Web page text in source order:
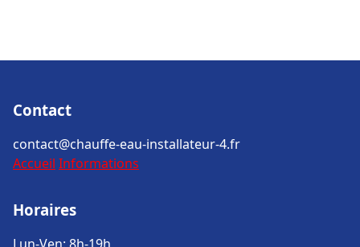
Contact
contact@chauffe-eau-installateur-4.fr
Accueil Informations
Horaires